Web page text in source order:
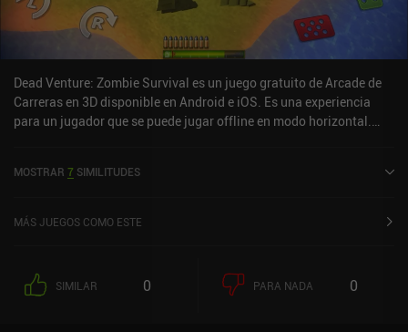
Dead Venture: Zombie Survival es un juego gratuito de Arcade de
Carreras en 3D disponible en Android e iOS. Es una experiencia
para un jugador que se puede jugar offline en modo horizontal.
sobre 5,0 en la App Store de iOS.
MOSTRAR 7 SIMILITUDES
MÁS JUEGOS COMO ESTE
SIMILAR 0 PARA NADA 0